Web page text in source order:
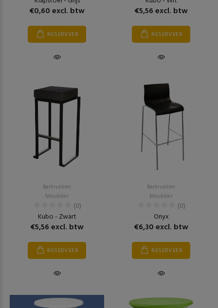
€0,60 excl. btw
RESERVEER
€5,56 excl. btw
RESERVEER
Barkrukken
Meubilair
(0)
Kubo - Zwart
€5,56 excl. btw
RESERVEER
Barkrukken
Meubilair
(0)
Onyx
€6,30 excl. btw
RESERVEER